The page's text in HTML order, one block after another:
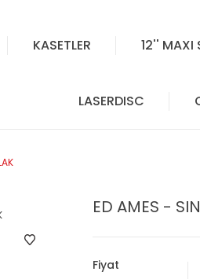
KASETLER 12'' MAXI
LASERDISC
ED AMES -
Fiyat